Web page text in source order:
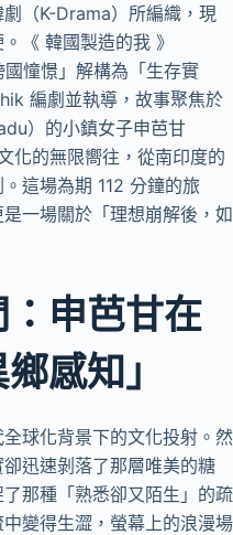
（K-Drama）所編織，現
《 韓國製造的我 》
國憧憬」解構為「生存實
編劇並執導，故事聚焦於
）的小鎮女子申芭甘
化的無限嚮往，從南印度的
這場為期 112 分鐘的旅
一場關於「理想崩解後，如
申芭甘在
感知」
球化背景下的文化投射。然
迅速剝落了那層唯美的糖
那種「熟悉卻又陌生」的疏
變得生澀，螢幕上的浪漫場